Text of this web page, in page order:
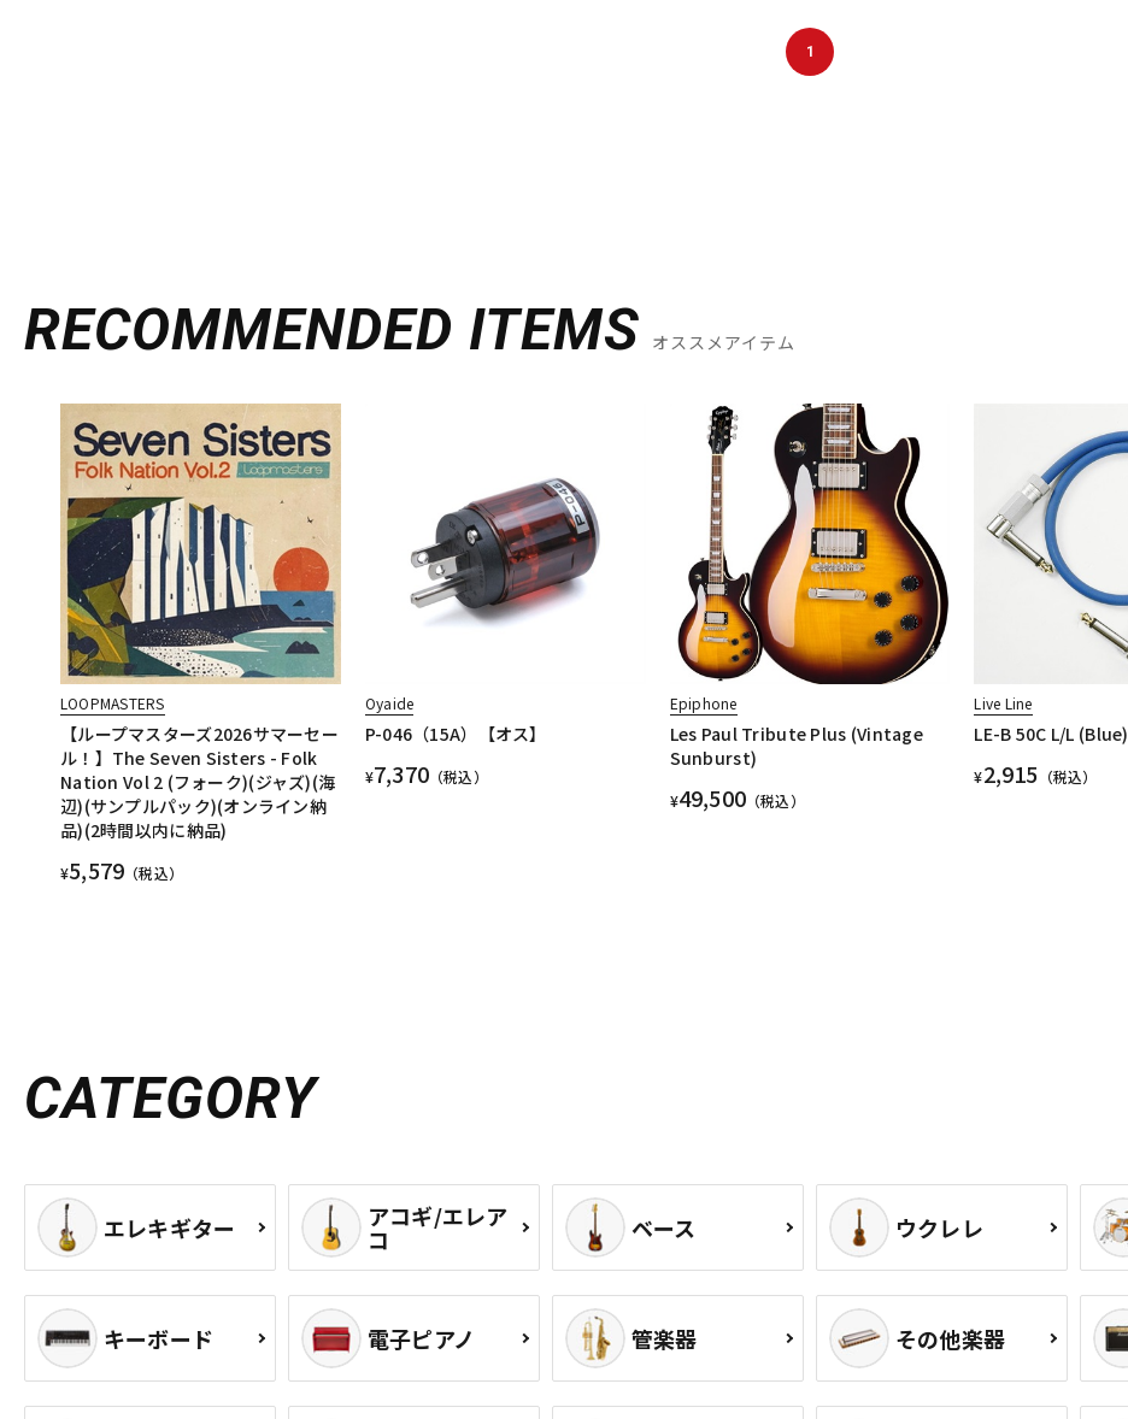
1
RECOMMENDED ITEMS オススメアイテム
LOOPMASTERS
【ループマスターズ2026サマーセー
ル！】The Seven Sisters - Folk
Nation Vol 2 (フォーク)(ジャズ)(海
辺)(サンプルパック)(オンライン納
品)(2時間以内に納品)
¥5,579 （税込）
Oyaide
P-046（15A）【オス】
¥7,370 （税込）
Epiphone
Les Paul Tribute Plus (Vintage
Sunburst)
¥49,500 （税込）
Live Line
LE-B 50C L/L (Blue)
¥2,915 （税込）
CATEGORY
エレキギター アコギ/エレア
コ ベース ウクレレ
キーボード 電子ピアノ 管楽器 その他楽器